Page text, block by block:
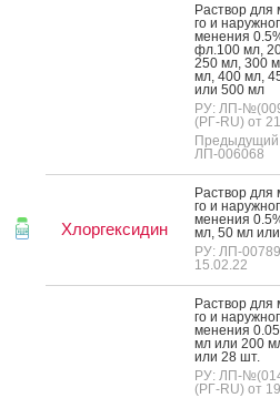
Рас­твор для
го и
мене­ния
фл.100 мл,
250 мл, 300
мл, 400 мл,
или 500 мл
РУ: ЛП-
(РГ-RU) от
ЛП-006068
Хлоргексидин
Рас­твор для
го и
мене­ния
мл, 50 мл
РУ: ЛП-
15.02.22
Рас­твор для
го и
мене­ния
мл или 200
или 28 шт.
РУ: ЛП-
(РГ-RU) от